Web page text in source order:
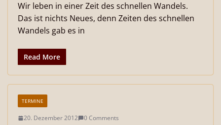
Wir leben in einer Zeit des schnellen Wandels.
Das ist nichts Neues, denn Zeiten des schnellen
Wandels gab es in
Read More
TERMINE
20. Dezember 2012 0 Comments